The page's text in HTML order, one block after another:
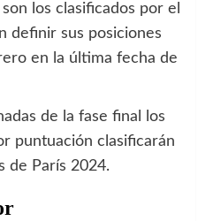
los clasificados por el
definir sus posiciones
en la última fecha de
de la fase final los
puntuación clasificarán
de París 2024.